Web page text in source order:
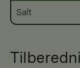
Salt